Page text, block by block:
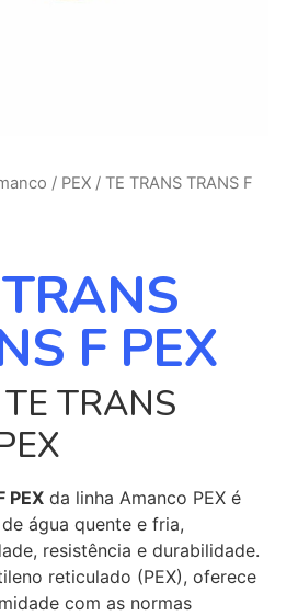
/ PEX/ TE TRANS TRANS F
F PEX
TRANS
PEXda linha Amanco PEX é
água quente e fria,
resistência e durabilidade.
reticulado (PEX), oferece
com as normas